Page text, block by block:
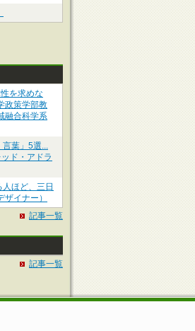
を求めな
政策学部教
融合科学系
言葉」5選...
ド・アドラ
人ほど、三日
イナー）
記事一覧
記事一覧